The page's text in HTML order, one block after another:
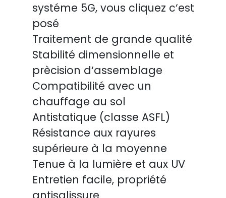
systéme 5G, vous cliquez c‘est
posé
Traitement de grande qualité
Stabilité dimensionnelle et
prècision d‘assemblage
Compatibilité avec un
chauffage au sol
Antistatique (classe ASFL)
Résistance aux rayures
supérieure à la moyenne
Tenue à la lumière et aux UV
Entretien facile, propriété